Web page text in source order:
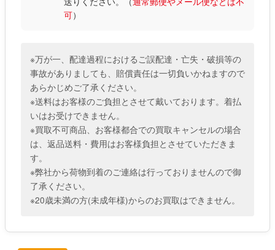
可）
※万が一、配達過程におけるご誤配達・亡失・破損等の
事故がありましても、賠償責任は一切負いかねますので
あらかじめご了承ください。
※送料はお客様のご負担とさせて戴いております。着払
いはお受けできません。
※買取不可商品、お客様都合での買取キャンセルの場合
は、返品送料・費用はお客様負担とさせていただきま
す。
※弊社から荷物到着のご連絡は行っておりませんので御
了承ください。
※20歳未満の方(未成年様)からのお買取はできません。